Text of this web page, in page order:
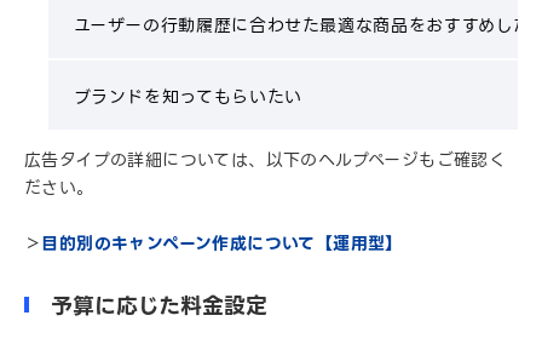
ユーザーの行動履歴に合わせた最適な商品をおすすめした
ブランドを知ってもらいたい
広告タイプの詳細については、以下のヘルプページもご確認く
ださい。
＞目的別のキャンペーン作成について【運用型】
予算に応じた料金設定